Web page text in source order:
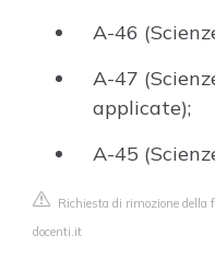
A-46
A-47
applicate);
A-45
Richiesta di rimozione della
docenti.it